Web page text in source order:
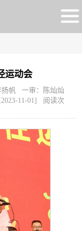
运动会
扬帆 一审：陈灿灿
11-01] 阅读次